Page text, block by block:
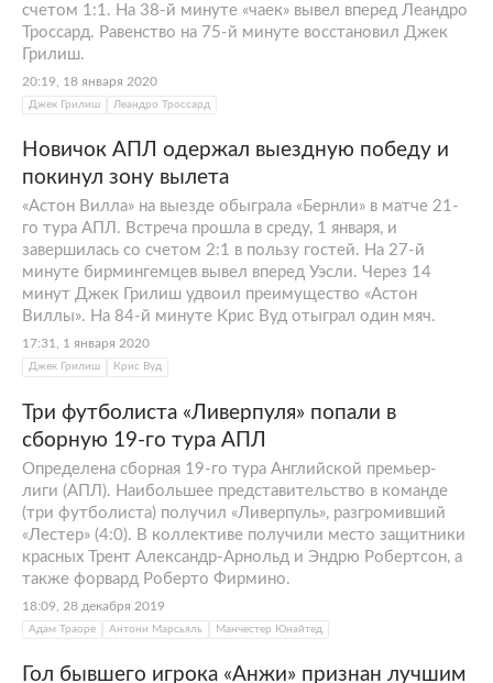
счетом 1:1. На 38-й минуте «чаек» вывел вперед Леандро
Троссард. Равенство на 75-й минуте восстановил Джек
Грилиш.
20:19, 18 января 2020
Джек Грилиш Леандро Троссард
Новичок АПЛ одержал выездную победу и
покинул зону вылета
«Астон Вилла» на выезде обыграла «Бернли» в матче 21-
го тура АПЛ. Встреча прошла в среду, 1 января, и
завершилась со счетом 2:1 в пользу гостей. На 27-й
минуте бирмингемцев вывел вперед Уэсли. Через 14
минут Джек Грилиш удвоил преимущество «Астон
Виллы». На 84-й минуте Крис Вуд отыграл один мяч.
17:31, 1 января 2020
Джек Грилиш Крис Вуд
Три футболиста «Ливерпуля» попали в
сборную 19-го тура АПЛ
Определена сборная 19-го тура Английской премьер-
лиги (АПЛ). Наибольшее представительство в команде
(три футболиста) получил «Ливерпуль», разгромивший
«Лестер» (4:0). В коллективе получили место защитники
красных Трент Александр-Арнольд и Эндрю Робертсон, а
также форвард Роберто Фирмино.
18:09, 28 декабря 2019
Адам Траоре Антони Марсьяль Манчестер Юнайтед
Гол бывшего игрока «Анжи» признан лучшим